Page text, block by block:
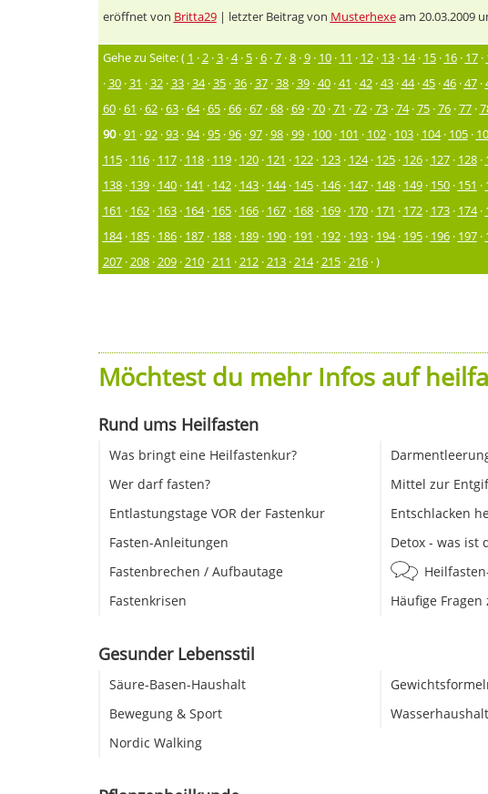
eröffnet von Britta29| letzter Beitrag von Musterhexeam 20.03.2009
Gehe zu Seite: ( 1 ·2·3·4· 5·6·7·8·9· 10· 11 · 12· 13· 14· 15· 16· 17·
·30·31 ·32·33·34·35·36·37·38·39·40·41 ·42·43·44·45·46·47·
60·61 ·62·63·64·65·66·67·68·69·70·71 ·72·73·74·75·76·77·
90·91 ·92·93·94·95·96·97·98·99· 100· 101 · 102· 103· 104· 105·
115· 116· 117· 118· 119· 120· 121 · 122· 123· 124· 125· 126· 127· 128·
138· 139· 140· 141 · 142· 143· 144· 145· 146· 147· 148· 149· 150· 151 ·
161 · 162· 163· 164· 165· 166· 167· 168· 169· 170· 171 · 172· 173· 174·
184· 185· 186· 187· 188· 189· 190· 191 · 192· 193· 194· 195· 196· 197·
207·208·209·210·211 ·212·213·214·215·216· )
Möchtest du mehr Infos auf
Rund ums Heilfasten
Was bringt eine Heilfastenkur?
Wer darf fasten?
Entlastungstage VOR der Fastenkur
Fasten-Anleitungen
Fastenbrechen / Aufbautage
Fastenkrisen
Mittel zur
Entschlacken
Detox - was ist
Häufige
Gesunder Lebensstil
Säure-Basen-Haushalt
Bewegung & Sport
Nordic Walking
Wasserhaushalt